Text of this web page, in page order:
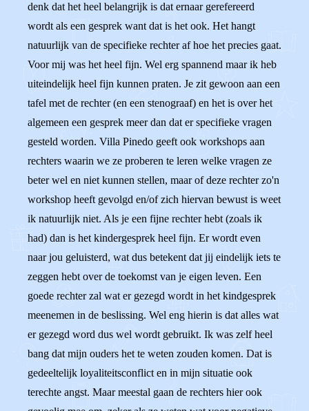
denk dat het heel belangrijk is dat ernaar gerefereerd
wordt als een gesprek want dat is het ook. Het hangt
natuurlijk van de specifieke rechter af hoe het precies gaat.
Voor mij was het heel fijn. Wel erg spannend maar ik heb
uiteindelijk heel fijn kunnen praten. Je zit gewoon aan een
tafel met de rechter (en een stenograaf) en het is over het
algemeen een gesprek meer dan dat er specifieke vragen
gesteld worden. Villa Pinedo geeft ook workshops aan
rechters waarin we ze proberen te leren welke vragen ze
beter wel en niet kunnen stellen, maar of deze rechter zo'n
workshop heeft gevolgd en/of zich hiervan bewust is weet
ik natuurlijk niet. Als je een fijne rechter hebt (zoals ik
had) dan is het kindergesprek heel fijn. Er wordt even
naar jou geluisterd, wat dus betekent dat jij eindelijk iets te
zeggen hebt over de toekomst van je eigen leven. Een
goede rechter zal wat er gezegd wordt in het kindgesprek
meenemen in de beslissing. Wel eng hierin is dat alles wat
er gezegd word dus wel wordt gebruikt. Ik was zelf heel
bang dat mijn ouders het te weten zouden komen. Dat is
gedeeltelijk loyaliteitsconflict en in mijn situatie ook
terechte angst. Maar meestal gaan de rechters hier ook